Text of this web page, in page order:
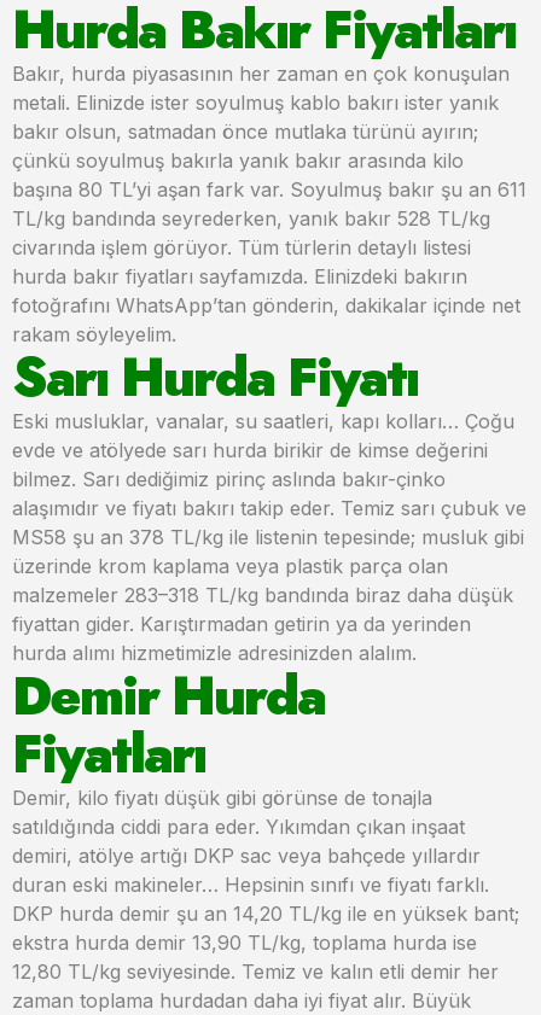
Hurda Bakır Fiyatları
Bakır, hurda piyasasının her zaman en çok konuşulan
metali. Elinizde ister soyulmuş kablo bakırı ister yanık
bakır olsun, satmadan önce mutlaka türünü ayırın;
çünkü soyulmuş bakırla yanık bakır arasında kilo
başına 80 TL’yi aşan fark var. Soyulmuş bakır şu an 611
TL/kg bandında seyrederken, yanık bakır 528 TL/kg
civarında işlem görüyor. Tüm türlerin detaylı listesi
hurda bakır fiyatları sayfamızda. Elinizdeki bakırın
fotoğrafını WhatsApp’tan gönderin, dakikalar içinde net
rakam söyleyelim.
Sarı Hurda Fiyatı
Eski musluklar, vanalar, su saatleri, kapı kolları… Çoğu
evde ve atölyede sarı hurda birikir de kimse değerini
bilmez. Sarı dediğimiz pirinç aslında bakır-çinko
alaşımıdır ve fiyatı bakırı takip eder. Temiz sarı çubuk ve
MS58 şu an 378 TL/kg ile listenin tepesinde; musluk gibi
üzerinde krom kaplama veya plastik parça olan
malzemeler 283–318 TL/kg bandında biraz daha düşük
fiyattan gider. Karıştırmadan getirin ya da yerinden
hurda alımı hizmetimizle adresinizden alalım.
Demir Hurda
Fiyatları
Demir, kilo fiyatı düşük gibi görünse de tonajla
satıldığında ciddi para eder. Yıkımdan çıkan inşaat
demiri, atölye artığı DKP sac veya bahçede yıllardır
duran eski makineler… Hepsinin sınıfı ve fiyatı farklı.
DKP hurda demir şu an 14,20 TL/kg ile en yüksek bant;
ekstra hurda demir 13,90 TL/kg, toplama hurda ise
12,80 TL/kg seviyesinde. Temiz ve kalın etli demir her
zaman toplama hurdadan daha iyi fiyat alır. Büyük